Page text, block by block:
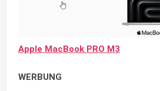
Apple MacBook PRO M3
WERBUNG